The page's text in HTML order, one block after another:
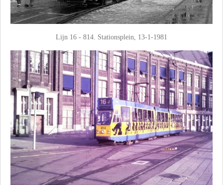
Lijn 16 - 814. Stationsplein, 13-1-1981